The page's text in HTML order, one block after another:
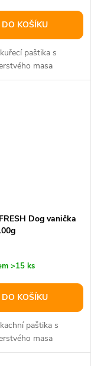
DO KOŠÍKU
paštika s
masa
Dog vanička
>15 ks
DO KOŠÍKU
paštika s
masa